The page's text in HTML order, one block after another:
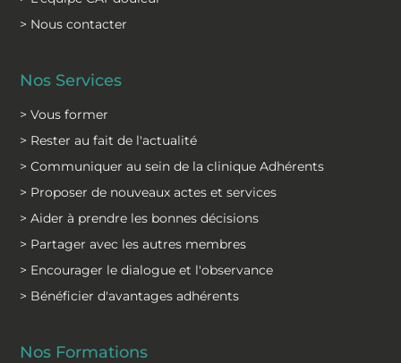
> Nous contacter
Nos Services
> Vous former
> Rester au fait de l'actualité
> Communiquer au sein de la clinique Adhérents
> Proposer de nouveaux actes et services
> Aider à prendre les bonnes décisions
> Partager avec les autres membres
> Encourager le dialogue et l'observance
> Bénéficier d'avantages adhérents
Nos Formations